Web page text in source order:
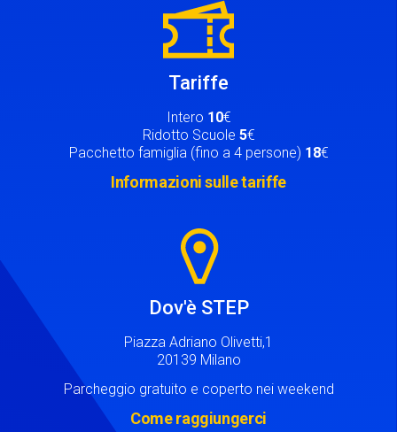
Tariffe
Intero 10€
Ridotto Scuole 5€
Pacchetto famiglia (fino a 4 persone) 18€
Informazioni sulle tariffe
Dov'è STEP
Piazza Adriano Olivetti,1
20139 Milano
Parcheggio gratuito e coperto nei weekend
Come raggiungerci